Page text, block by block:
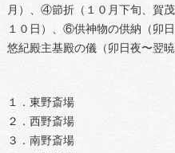
月）、④節折（１０月下旬、賀
１０日）、⑥供神物の供納（卯
悠紀殿主基殿の儀（卯日夜〜翌
１．東野斎場
２．西野斎場
３．南野斎場